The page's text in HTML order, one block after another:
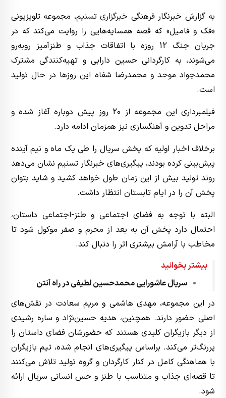
به گزارش خبرنگار فرهنگی خبرگزاری تسنیم، مجموعه تلویزیونی
«فک و فامیل» که قصه همسایه‌هایی را روایت می‌کند که در
جریان جنگ 12 روزه با اتفاقات جذاب و طنزآمیز روبه‌رو
می‌شوند، به کارگردانی حسین دارابی و تهیه‌کنندگی مشترک
محمدجواد موحد و محمدرضا شفاه این روزها در حال تولید
است.
فیلمبرداری این مجموعه از 20 روز پیش دوباره آغاز شده و
مراحل تدوین و آهنگسازی نیز همزمان ادامه دارد.
برخلاف اخبار اولیه که پخش سریال را طی یک ماه و نیم آینده
پیش‌بینی کرده بودند، پیگیری‌های خبرنگار تسنیم نشان می‌دهد
روند تولید بیش از این زمان طول خواهد کشید و شاید بتوان
پخش آن را در ایام تابستان انتظار داشت.
البته با توجه به فضای اجتماعی و طنز-اجتماعی داستان،
احتمال دارد پخش آن به بعد از محرم و صفر موکول شود تا
مخاطب با آرامش بیشتری اثر را دنبال کند.
بیشتر بخوانید
سریال عاشورایی محمدحسین لطیفی در راه آنتن
در این مجموعه، مهدی هاشمی و مریم سعادت در نقش‌های
اصلی حضور دارند. همچنین، هدیه حسین‌نژاد و ساره رشیدی
از دیگر بازیگران کلیدی هستند که حضورشان فضای داستان را
پررنگ‌تر می‌کند. براساس پیگیری‌های انجام شده، تیم بازیگران
با هماهنگی کامل در کنار کارگردان و گروه تولید تلاش می‌کنند
تا قصه‌ای جذاب و متناسب با طنز و حس انسانی سریال ارائه
شود.